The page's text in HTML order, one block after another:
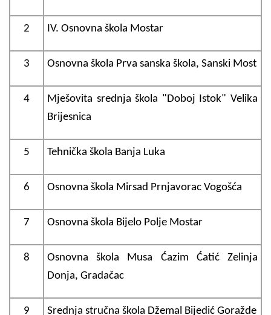
2 IV. Osnovna škola Mostar
3 Osnovna škola Prva sanska škola, Sanski Most
4
Mješovita srednja škola "Doboj Istok" Velika
Brijesnica
5 Tehnička škola Banja Luka
6 Osnovna škola Mirsad Prnjavorac Vogošća
7 Osnovna škola Bijelo Polje Mostar
8
Osnovna škola Musa Ćazim Ćatić Zelinja
Donja, Gradačac
9 Srednja stručna škola Džemal Bijedić Goražde